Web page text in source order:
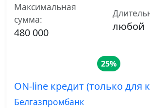
Максимальная
сумма:
480 000 любой
25%
ON-line кредит (только для
Белгазпромбанк